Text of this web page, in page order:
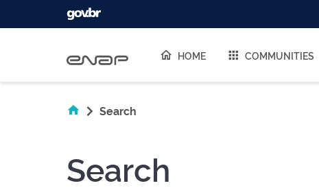
HOME COMMUNITIES
Search
Search